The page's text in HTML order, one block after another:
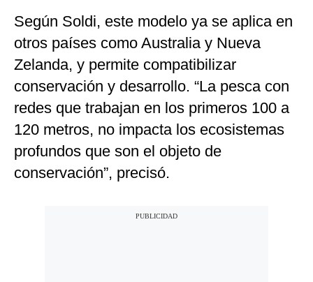
Según Soldi, este modelo ya se aplica en
otros países como Australia y Nueva
Zelanda, y permite compatibilizar
conservación y desarrollo. “La pesca con
redes que trabajan en los primeros 100 a
120 metros, no impacta los ecosistemas
profundos que son el objeto de
conservación”, precisó.